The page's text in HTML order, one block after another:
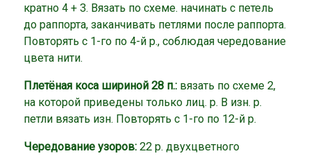
кратно 4 + 3. Вязать по схеме. начинать с петель
до раппорта, заканчивать петлями после раппорта.
Повторять с 1-го по 4-й р., соблюдая чередование
цвета нити.
Плетёная коса шириной 28 п.: вязать по схеме 2,
на которой приведены только лиц. р. В изн. р.
петли вязать изн. Повторять с 1-го по 12-й р.
Чередование узоров:22 р. двухцветного